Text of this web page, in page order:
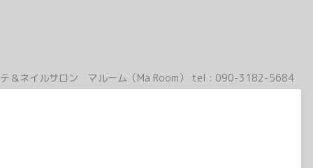
＆ネイルサロン マルーム（Ma Room） tel : 090-3182-5684